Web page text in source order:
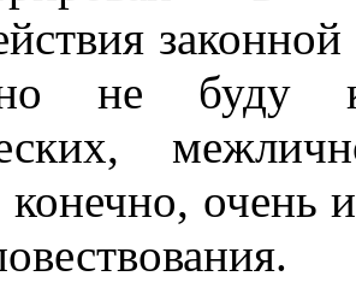
не буду
конечно, очень